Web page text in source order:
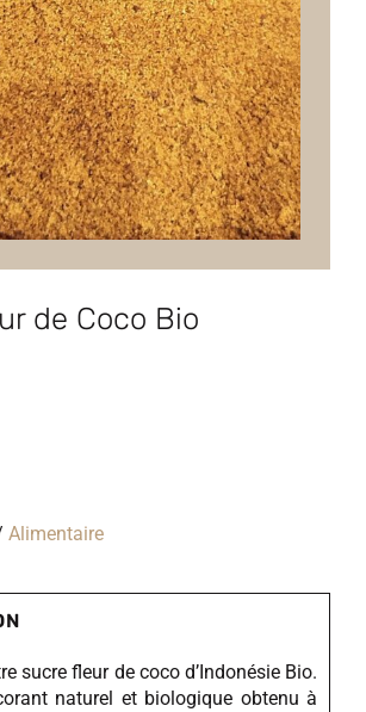
de Coco Bio
Alimentaire
sucre fleur de coco d’Indonésie Bio.
naturel et biologique obtenu à